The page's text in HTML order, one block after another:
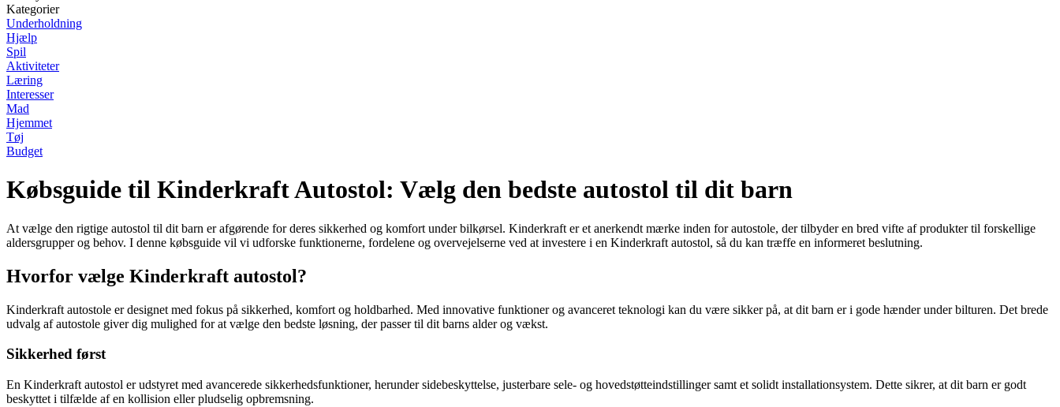
Kategorier
Underholdning
Hjælp
Spil
Aktiviteter
Læring
Interesser
Mad
Hjemmet
Tøj
Budget
Købsguide til Kinderkraft Autostol: Vælg den bedste autostol til dit barn
At vælge den rigtige autostol til dit barn er afgørende for deres sikkerhed og komfort under bilkørsel. Kinderkraft er et anerkendt mærke inden for autostole, der tilbyder en bred vifte af produkter til forskellige
aldersgrupper og behov. I denne købsguide vil vi udforske funktionerne, fordelene og overvejelserne ved at investere i en Kinderkraft autostol, så du kan træffe en informeret beslutning.
Hvorfor vælge Kinderkraft autostol?
Kinderkraft autostole er designet med fokus på sikkerhed, komfort og holdbarhed. Med innovative funktioner og avanceret teknologi kan du være sikker på, at dit barn er i gode hænder under bilturen. Det brede
udvalg af autostole giver dig mulighed for at vælge den bedste løsning, der passer til dit barns alder og vækst.
Sikkerhed først
En Kinderkraft autostol er udstyret med avancerede sikkerhedsfunktioner, herunder sidebeskyttelse, justerbare sele- og hovedstøtteindstillinger samt et solidt installationsystem. Dette sikrer, at dit barn er godt
beskyttet i tilfælde af en kollision eller pludselig opbremsning.